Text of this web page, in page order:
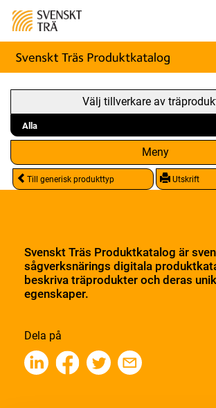
Välj tillverkare av
Meny
Till generisk produkttyp Utskrift
Svenskt Träs Produktkatalog är
sågverksnärings digitala
beskriva träprodukter och deras
egenskaper.
Dela på